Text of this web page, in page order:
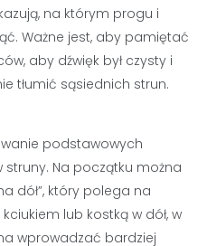
na którym progu i
Ważne jest, aby pamiętać
aby dźwięk był czysty i
tłumić sąsiednich strun.
podstawowych
Na początku można
dół”, który polega na
lub kostką w dół, w
wprowadzać bardziej